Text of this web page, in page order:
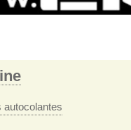
autocolantes